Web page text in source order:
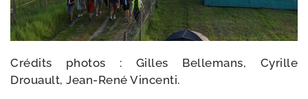
Crédits pho­tos : Gilles Bellemans, Cyrille
Drouault, Jean-​René Vincenti.